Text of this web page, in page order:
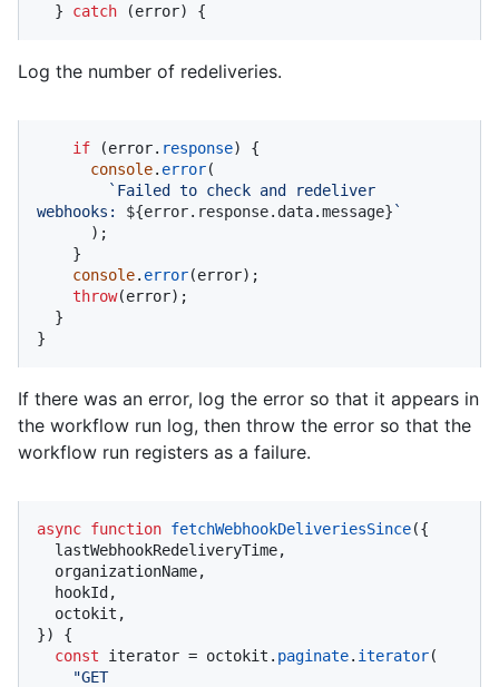
  }
catch (error) {
Log the number of redeliveries.
if (error. response) {
console. error(
`Failed to check and redeliver
webhooks: ${error.response.data.message} `
console. error(error);
throw(error);
}
If there was an error, log the error so that it appears in
the workflow run log, then throw the error so that the
workflow run registers as a failure.
async function fetchWebhookDeliveriesSince({
}) {
const iterator = octokit. paginate. iterator(
"GET